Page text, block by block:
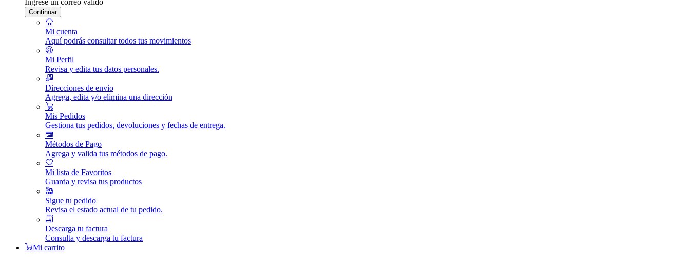
Continuar
Mi cuenta
Aquí podrás consultar todos tus movimientos
Mi Perfil
Revisa y edita tus datos personales.
Direcciones de envio
Agrega, edita y/o elimina una dirección
Mis Pedidos
Gestiona tus pedidos, devoluciones y fechas de entrega.
Métodos de Pago
Agrega y valida tus métodos de pago.
Mi lista de Favoritos
Guarda y revisa tus productos
Sigue tu pedido
Revisa el estado actual de tu pedido.
Descarga tu factura
Consulta y descarga tu factura
Mi carrito